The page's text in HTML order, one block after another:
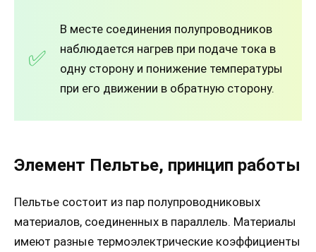
В месте соединения полупроводников
наблюдается нагрев при подаче тока в
одну сторону и понижение температуры
при его движении в обратную сторону.
Элемент Пельтье, принцип работы
Пельтье состоит из пар полупроводниковых
материалов, соединенных в параллель. Материалы
имеют разные термоэлектрические коэффициенты